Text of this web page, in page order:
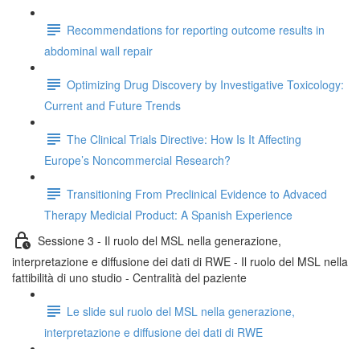
Recommendations for reporting outcome results in
abdominal wall repair
Optimizing Drug Discovery by Investigative Toxicology:
Current and Future Trends
The Clinical Trials Directive: How Is It Affecting
Europe’s Noncommercial Research?
Transitioning From Preclinical Evidence to Advaced
Therapy Medicial Product: A Spanish Experience
Sessione 3 - Il ruolo del MSL nella generazione,
interpretazione e diffusione dei dati di RWE - Il ruolo del MSL nella
fattibilità di uno studio - Centralità del paziente
Le slide sul ruolo del MSL nella generazione,
interpretazione e diffusione dei dati di RWE